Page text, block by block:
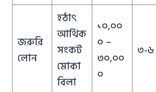
জরুরি
লোন
হঠাৎ
আর্থিক
সংকট
মোকা
বিলা
১০,০০
০ –
৩০,০০
০
৩-৬